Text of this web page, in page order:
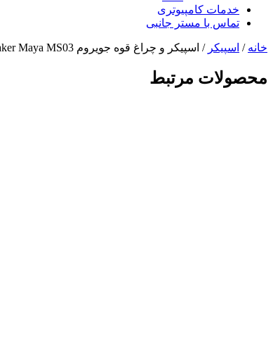
خدمات کامپیوتری
تماس با مستر جانبی
خانه / اسپیکر / اسپیکر و چراغ قوه جویروم Joyroom Portable Wireless Speaker Maya MS03
محصولات مرتبط